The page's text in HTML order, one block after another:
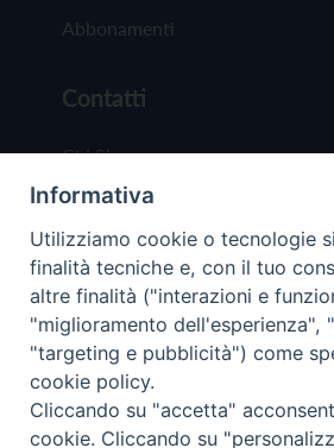
Abbonamenti
Contatti
Chi Siamo
Redazione
Scrivici
Copyright © 2019 - Tutti i
Trentina Editrice
Informativa
Utilizziamo cookie o tecnologie
finalità tecniche e, con il tuo
altre finalità ("interazioni e
"miglioramento dell'esperienza",
"targeting e pubblicità") come
cookie policy.
Cliccando su "accetta"
cookie. Cliccando su